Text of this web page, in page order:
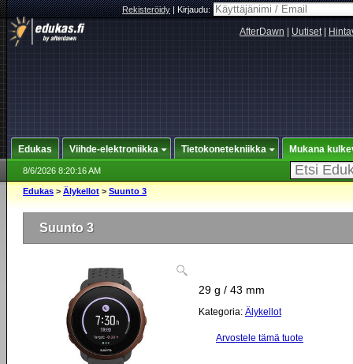
Rekisteröidy|Kirjaudu:
AfterDawn Uutiset|
Edukas Viihde-elektroniikka Tietokonetekniikka Mukana
8/6/2026 8:20:16 AM
Edukas > Älykellot > Suunto 3
Suunto 3
29 g / 43 mm
Kategoria: Älykellot
Arvostele tämä tuote